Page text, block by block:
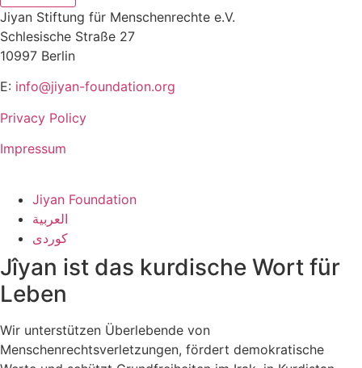
Jiyan Stiftung für Menschenrechte e.V.
Schlesische Straße 27
10997 Berlin
E: info@jiyan-foundation.org
Privacy Policy
Impressum
Jiyan Foundation
العربية
کوردی
Jîyan ist das kurdische Wort für
Leben
Wir unterstützen Überlebende von
Menschenrechtsverletzungen, fördert demokratische